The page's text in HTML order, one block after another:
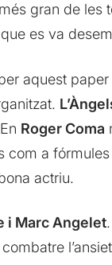
gran de
es va
aquest paper
Roger Coma
a
actriu.
i Marc Angelet